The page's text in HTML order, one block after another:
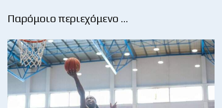
Παρόμοιο περιεχόμενο …